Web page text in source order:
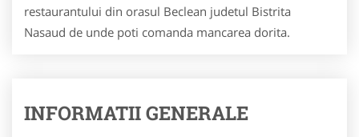
restaurantului din orasul Beclean judetul Bistrita
Nasaud de unde poti comanda mancarea dorita.
INFORMATII GENERALE